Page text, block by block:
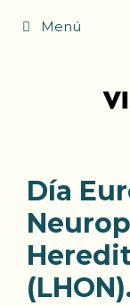
Menú
Día